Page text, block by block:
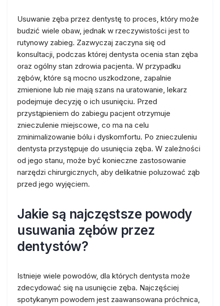
Usuwanie zęba przez dentystę to proces, który może
budzić wiele obaw, jednak w rzeczywistości jest to
rutynowy zabieg. Zazwyczaj zaczyna się od
konsultacji, podczas której dentysta ocenia stan zęba
oraz ogólny stan zdrowia pacjenta. W przypadku
zębów, które są mocno uszkodzone, zapalnie
zmienione lub nie mają szans na uratowanie, lekarz
podejmuje decyzję o ich usunięciu. Przed
przystąpieniem do zabiegu pacjent otrzymuje
znieczulenie miejscowe, co ma na celu
zminimalizowanie bólu i dyskomfortu. Po znieczuleniu
dentysta przystępuje do usunięcia zęba. W zależności
od jego stanu, może być konieczne zastosowanie
narzędzi chirurgicznych, aby delikatnie poluzować ząb
przed jego wyjęciem.
Jakie są najczęstsze powody
usuwania zębów przez
dentystów?
Istnieje wiele powodów, dla których dentysta może
zdecydować się na usunięcie zęba. Najczęściej
spotykanym powodem jest zaawansowana próchnica,